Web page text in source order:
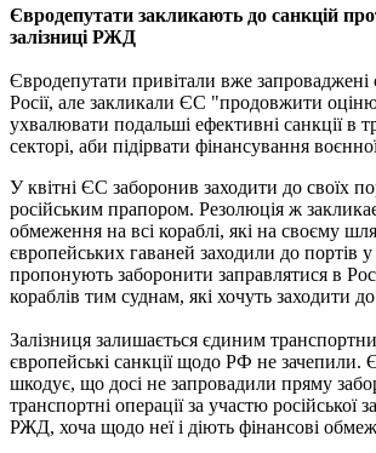
Євродепутати закликають до санкцій
залізниці РЖД
Євродепутати привітали вже запроваджені
Росії, але закликали ЄС "продовжити
ухвалювати подальші ефективні санкції в
секторі, аби підірвати фінансування
У квітні ЄС заборонив заходити до своїх
російським прапором. Резолюція ж
обмеження на всі кораблі, які на своєму
європейських гаваней заходили до портів
пропонують заборонити заправлятися в
кораблів тим суднам, які хочуть заходити
Залізниця залишається єдиним
європейські санкції щодо РФ не зачепили.
шкодує, що досі не запровадили пряму
транспортні операції за участю російської
РЖД, хоча щодо неї і діють фінансові